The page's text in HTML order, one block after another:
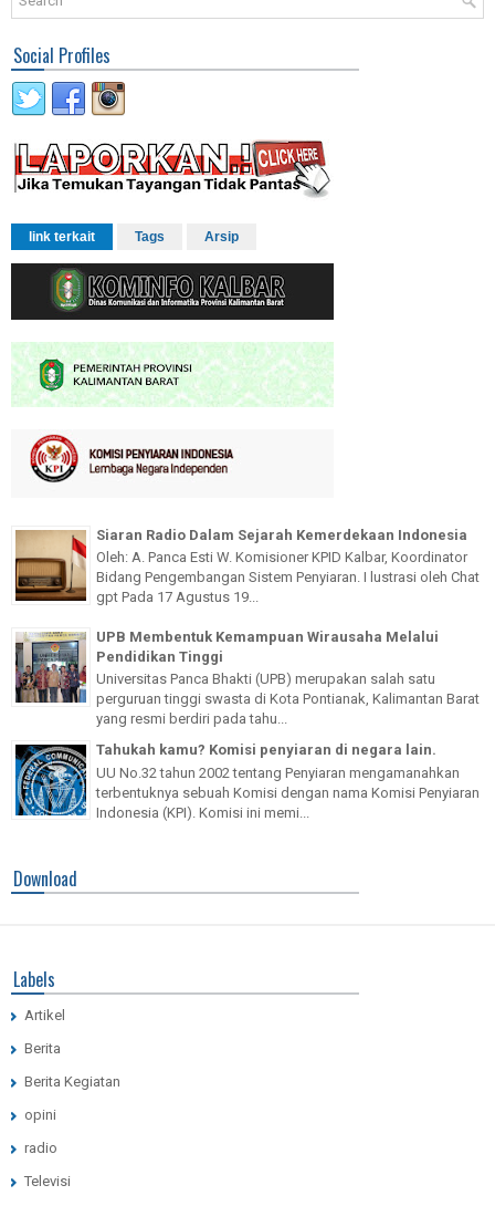
Social Profiles
link terkait Tags Arsip
Siaran Radio Dalam Sejarah Kemerdekaan Indonesia
Oleh: A. Panca Esti W. Komisioner KPID Kalbar, Koordinator
Bidang Pengembangan Sistem Penyiaran. I lustrasi oleh Chat
gpt Pada 17 Agustus 19...
UPB Membentuk Kemampuan Wirausaha Melalui
Pendidikan Tinggi
Universitas Panca Bhakti (UPB) merupakan salah satu
perguruan tinggi swasta di Kota Pontianak, Kalimantan Barat
yang resmi berdiri pada tahu...
Tahukah kamu? Komisi penyiaran di negara lain.
UU No.32 tahun 2002 tentang Penyiaran mengamanahkan
terbentuknya sebuah Komisi dengan nama Komisi Penyiaran
Indonesia (KPI). Komisi ini memi...
Download
Labels
Artikel
Berita
Berita Kegiatan
opini
radio
Televisi